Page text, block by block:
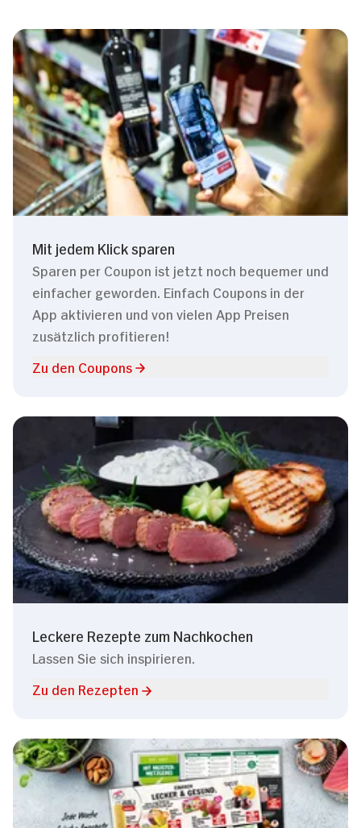
Mit jedem Klick sparen
Sparen per Coupon ist jetzt noch bequemer und
einfacher geworden. Einfach Coupons in der
App aktivieren und von vielen App Preisen
zusätzlich profitieren!
Zu den Coupons
Leckere Rezepte zum Nachkochen
Lassen Sie sich inspirieren.
Zu den Rezepten